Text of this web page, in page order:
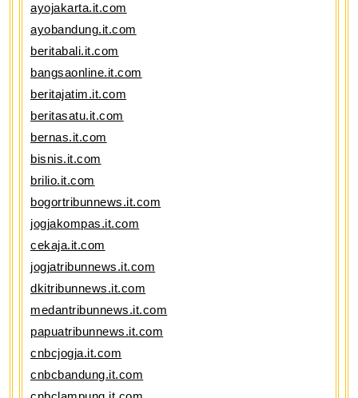
ayojakarta.it.com
ayobandung.it.com
beritabali.it.com
bangsaonline.it.com
beritajatim.it.com
beritasatu.it.com
bernas.it.com
bisnis.it.com
brilio.it.com
bogortribunnews.it.com
jogjakompas.it.com
cekaja.it.com
jogjatribunnews.it.com
dkitribunnews.it.com
medantribunnews.it.com
papuatribunnews.it.com
cnbcjogja.it.com
cnbcbandung.it.com